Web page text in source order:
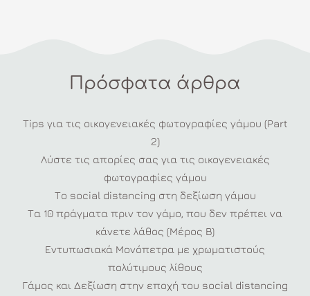
Πρόσφατα άρθρα
Tips για τις οικογενειακές φωτογραφίες γάμου (Part
2)
Λύστε τις απορίες σας για τις οικογενειακές
φωτογραφίες γάμου
Το social distancing στη δεξίωση γάμου
Τα 10 πράγματα πριν τον γάμο, που δεν πρέπει να
κάνετε λάθος (Μέρος Β)
Εντυπωσιακά Μονόπετρα με χρωματιστούς
πολύτιμους λίθους
Γάμος και Δεξίωση στην εποχή του social distancing